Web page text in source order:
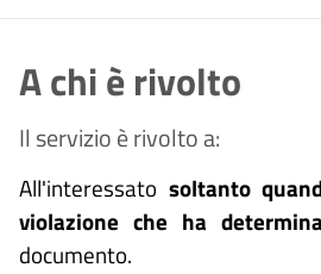
A chi è rivolto
Il servizio è rivolto a:
All'interessato soltanto
violazione che ha
documento.